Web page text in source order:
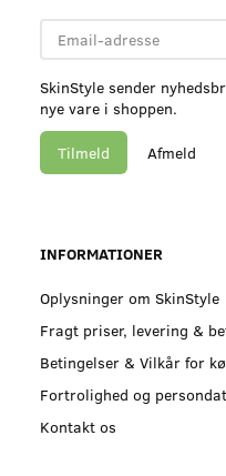
adresse
SkinStyle sender
nye vare i shoppen.
Tilmeld Afmeld
INFORMATIONER
Oplysninger om SkinStyle
Fragt priser, levering &
Betingelser & Vilkår for
Fortrolighed og
Kontakt os